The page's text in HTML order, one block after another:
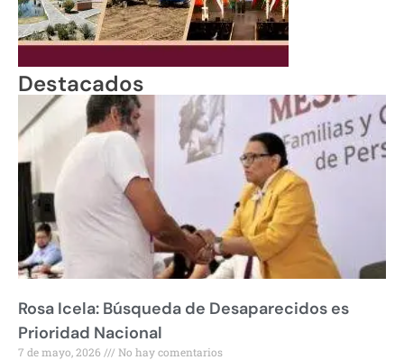
Destacados
Rosa Icela: Búsqueda de Desaparecidos es
Prioridad Nacional
7 de mayo, 2026 No hay comentarios